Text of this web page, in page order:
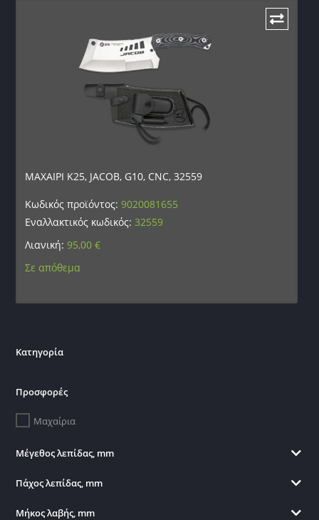
ΜΑΧΑΙΡΙ K25, JACOB, G10, CNC, 32559
Κωδικός προϊόντος:9020081655
Εναλλακτικός κωδικός: 32559
Λιανική:95,00€
Σε απόθεμα
Κατηγορία
Προσφορές
Μαχαίρια
Μέγεθος λεπίδας, mm
Πάχος λεπίδας, mm
Μήκος λαβής, mm